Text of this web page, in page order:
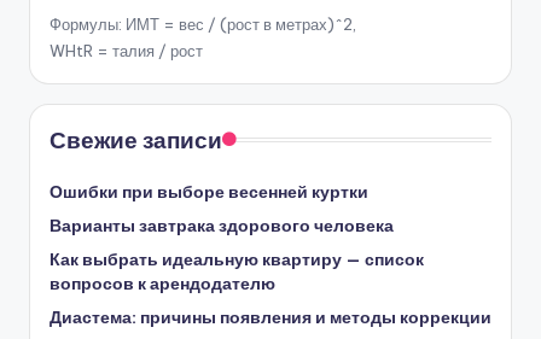
Формулы: ИМТ = вес / (рост в метрах)^2,
WHtR = талия / рост
Свежие записи
Ошибки при выборе весенней куртки
Варианты завтрака здорового человека
Как выбрать идеальную квартиру — список
вопросов к арендодателю
Диастема: причины появления и методы коррекции